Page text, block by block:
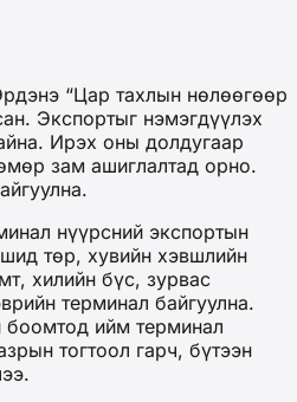
“Цар тахлын нөлөөгөөр
Экспортыг нэмэгдүүлэх
Ирэх оны долдугаар
зам ашиглалтад орно.
нүүрсний экспортын
төр, хувийн хэвшлийн
хилийн бүс, зурвас
терминал байгуулна.
боомтод ийм терминал
тогтоол гарч, бүтээн